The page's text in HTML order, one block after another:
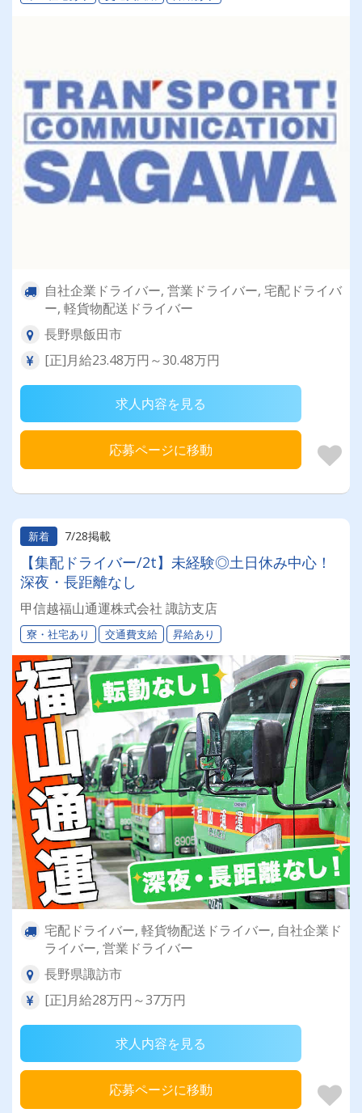
自社企業ドライバー, 営業ドライバー, 宅配ドライバ
ー, 軽貨物配送ドライバー
長野県飯田市
[正]月給23.48万円～30.48万円
求人内容を見る
応募ページに移動
新着 7/28掲載
【集配ドライバー/2t】未経験◎土日休み中心！
深夜・長距離なし
甲信越福山通運株式会社 諏訪支店
寮・社宅あり 交通費支給 昇給あり
宅配ドライバー, 軽貨物配送ドライバー, 自社企業ド
ライバー, 営業ドライバー
長野県諏訪市
[正]月給28万円～37万円
求人内容を見る
応募ページに移動